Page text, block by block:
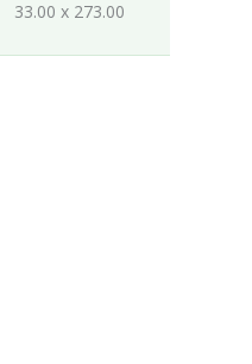
33.00 x 273.00